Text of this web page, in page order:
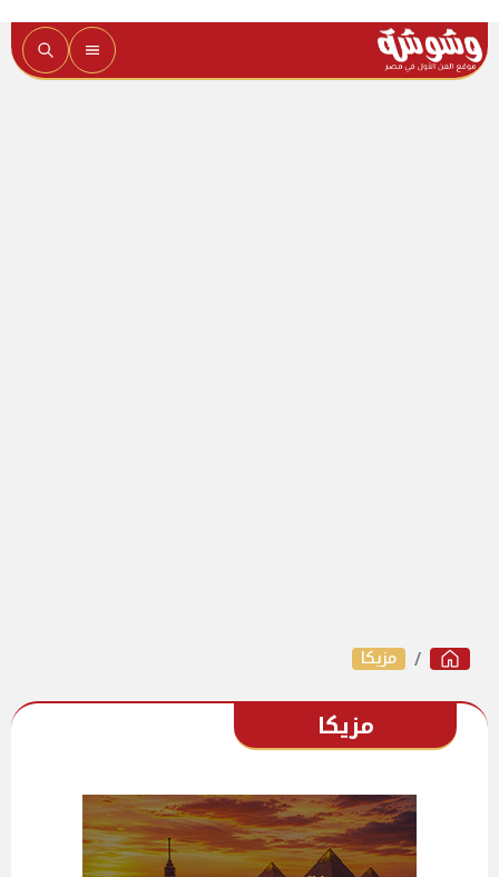
مزيكا
مزيكا